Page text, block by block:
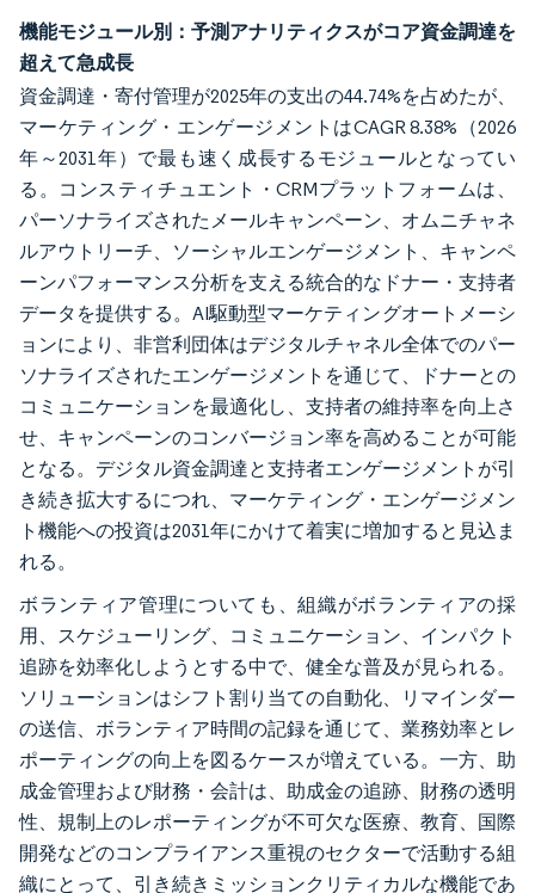
機能モジュール別：予測アナリティクスがコア資金調達を
超えて急成長
資金調達・寄付管理が2025年の支出の44.74%を占めたが、
マーケティング・エンゲージメントはCAGR 8.38%（2026
年～2031年）で最も速く成長するモジュールとなってい
る。コンスティチュエント・CRMプラットフォームは、
パーソナライズされたメールキャンペーン、オムニチャネ
ルアウトリーチ、ソーシャルエンゲージメント、キャンペ
ーンパフォーマンス分析を支える統合的なドナー・支持者
データを提供する。AI駆動型マーケティングオートメーシ
ョンにより、非営利団体はデジタルチャネル全体でのパー
ソナライズされたエンゲージメントを通じて、ドナーとの
コミュニケーションを最適化し、支持者の維持率を向上さ
せ、キャンペーンのコンバージョン率を高めることが可能
となる。デジタル資金調達と支持者エンゲージメントが引
き続き拡大するにつれ、マーケティング・エンゲージメン
ト機能への投資は2031年にかけて着実に増加すると見込ま
れる。
ボランティア管理についても、組織がボランティアの採
用、スケジューリング、コミュニケーション、インパクト
追跡を効率化しようとする中で、健全な普及が見られる。
ソリューションはシフト割り当ての自動化、リマインダー
の送信、ボランティア時間の記録を通じて、業務効率とレ
ポーティングの向上を図るケースが増えている。一方、助
成金管理および財務・会計は、助成金の追跡、財務の透明
性、規制上のレポーティングが不可欠な医療、教育、国際
開発などのコンプライアンス重視のセクターで活動する組
織にとって、引き続きミッションクリティカルな機能であ